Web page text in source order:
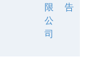
限
公
司
告